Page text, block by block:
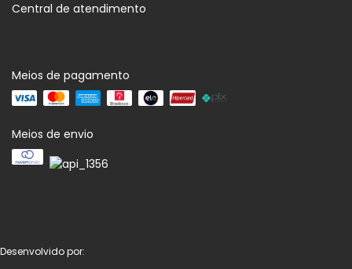
Central de atendimento
Meios de pagamento
Meios de envio
Desenvolvido por: